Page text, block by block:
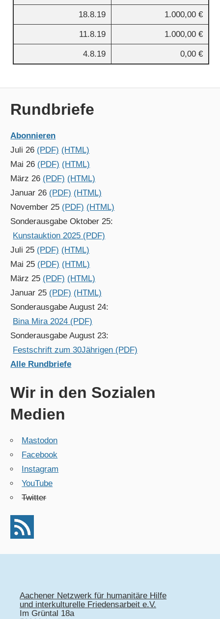
18.8.19 1.000,00 €
11.8.19 1.000,00 €
4.8.19 0,00 €
Rundbriefe
Abonnieren
Juli 26 (PDF) (HTML)
Mai 26 (PDF) (HTML)
März 26 (PDF) (HTML)
Januar 26 (PDF) (HTML)
November 25 (PDF) (HTML)
Sonderausgabe Oktober 25:
Kunstauktion 2025 (PDF)
Juli 25 (PDF) (HTML)
Mai 25 (PDF) (HTML)
März 25 (PDF) (HTML)
Januar 25 (PDF) (HTML)
Sonderausgabe August 24:
Bina Mira 2024 (PDF)
Sonderausgabe August 23:
Festschrift zum 30Jährigen (PDF)
Alle Rundbriefe
Wir in den Sozialen
Medien
Mastodon
Facebook
Instagram
YouTube
Twitter
Aachener Netzwerk für humanitäre Hilfe
und interkulturelle Friedensarbeit e.V.
Im Grüntal 18a